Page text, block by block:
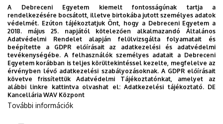
u
Cím
4028 Debrecen, Ótemető
utca 2.
Épület Műszaki Kar "A" épület
Emelet, ajtó 2. emelet, 212/e
Weboldal
A Debreceni Egyetem kiemelt fontosságúnak tartja a
rendelkezésére bocsátott, illetve birtokába jutott személyes adatok
védelmét. Ezúton tájékoztatjuk Önt, hogy a Debreceni Egyetem a
2018. május 25. napjától kötelezően alkalmazandó Általános
Adatvédelmi Rendelet alapján felülvizsgálta folyamatait és
beépítette a GDPR előírásait az adatkezelési és adatvédelmi
tevékenységébe. A felhasználók személyes adatait a Debreceni
Egyetem korábban is teljes körültekintéssel kezelte, megfelelve az
érvényben lévő adatkezelési szabályozásoknak. A GDPR előírásait
követve frissítettük Adatvédelmi Tájékoztatónkat, amelyet az
alábbi linkre kattintva olvashat el:Adatkezelési tájékoztató. DE
Kancellária WAV Központ
További információk